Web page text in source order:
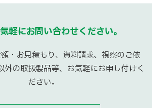
軽にお問い合わせください。
・お見積もり、資料請求、視察のご依
外の取扱製品等、お気軽にお申し付けく
ださい。